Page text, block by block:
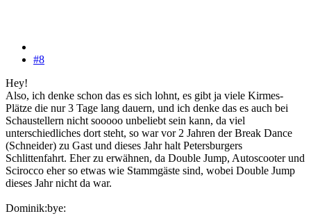
#8
Hey!
Also, ich denke schon das es sich lohnt, es gibt ja viele Kirmes-
Plätze die nur 3 Tage lang dauern, und ich denke das es auch bei
Schaustellern nicht sooooo unbeliebt sein kann, da viel
unterschiedliches dort steht, so war vor 2 Jahren der Break Dance
(Schneider) zu Gast und dieses Jahr halt Petersburgers
Schlittenfahrt. Eher zu erwähnen, da Double Jump, Autoscooter und
Scirocco eher so etwas wie Stammgäste sind, wobei Double Jump
dieses Jahr nicht da war.
Dominik:bye: